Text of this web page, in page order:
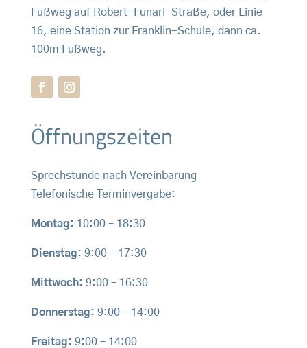
Fußweg auf Robert-Funari-Straße, oder Linie
16, eine Station zur Franklin-Schule, dann ca.
100m Fußweg.
Öffnungszeiten
Sprechstunde nach Vereinbarung
Telefonische Terminvergabe:
Montag: 10:00 – 18:30
Dienstag: 9:00 – 17:30
Mittwoch: 9:00 – 16:30
Donnerstag: 9:00 – 14:00
Freitag: 9:00 – 14:00